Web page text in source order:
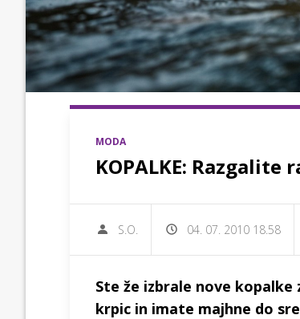
MODA
KOPALKE:
S.O. 04. 07. 2010 18.58
Ste že izbrale nove
krpic in imate majhne do